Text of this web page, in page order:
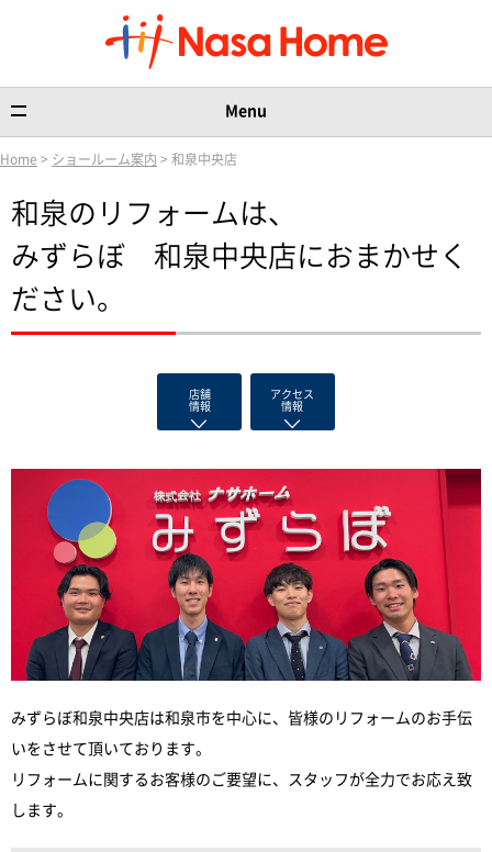
Menu
Home > ショールーム案内 > 和泉中央店
和泉のリフォームは、
みずらぼ 和泉中央店におまかせく
ださい。
店舗
情報
アクセス
情報
みずらぼ和泉中央店は和泉市を中心に、皆様のリフォームのお手伝
いをさせて頂いております。
リフォームに関するお客様のご要望に、スタッフが全力でお応え致
します。